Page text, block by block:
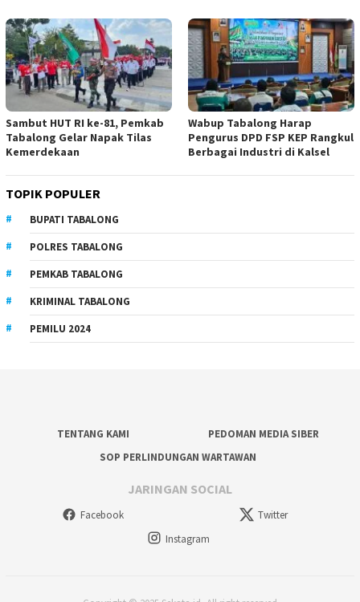
Sambut HUT RI ke-81, Pemkab
Tabalong Gelar Napak Tilas
Kemerdekaan
Wabup Tabalong Harap
Pengurus DPD FSP KEP Rangkul
Berbagai Industri di Kalsel
TOPIK POPULER
BUPATI TABALONG
POLRES TABALONG
PEMKAB TABALONG
KRIMINAL TABALONG
PEMILU 2024
TENTANG KAMI
PEDOMAN MEDIA SIBER
SOP PERLINDUNGAN WARTAWAN
JARINGAN SOCIAL
Facebook
Twitter
Instagram